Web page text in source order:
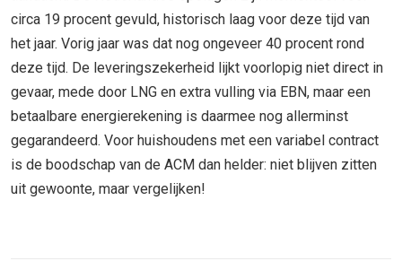
circa 19 procent gevuld, historisch laag voor deze tijd van
het jaar. Vorig jaar was dat nog ongeveer 40 procent rond
deze tijd. De leveringszekerheid lijkt voorlopig niet direct in
gevaar, mede door LNG en extra vulling via EBN, maar een
betaalbare energierekening is daarmee nog allerminst
gegarandeerd. Voor huishoudens met een variabel contract
is de boodschap van de ACM dan helder: niet blijven zitten
uit gewoonte, maar vergelijken!